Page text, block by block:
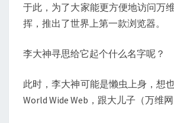
于此，为了大家能更方便地访问万
挥，推出了世界上第一款浏览器。
李大神寻思给它起个什么名字呢？
此时，李大神可能是懒虫上身，想
World Wide Web，跟大儿子（万维